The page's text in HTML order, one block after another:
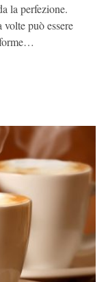
la perfezione.
può essere
forme…